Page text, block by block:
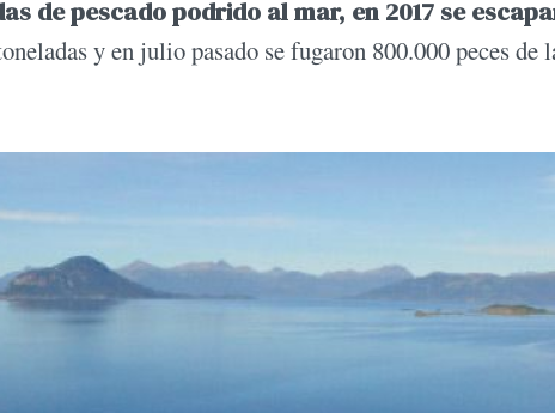
de pescado podrido al mar, en 2017 se
y en julio pasado se fugaron 800.000 peces de